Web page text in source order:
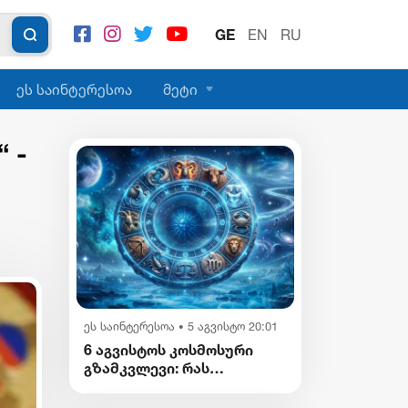
GE EN RU
ეს საინტერესოა მეტი
-
ეს საინტერესოა • 5 აგვისტო 20:01
6 აგვისტოს კოსმოსური
გზამკვლევი: რას